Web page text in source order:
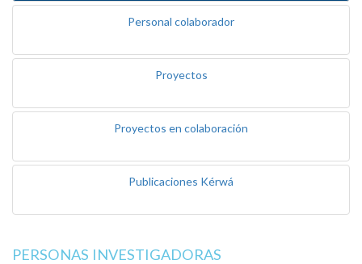
Personal colaborador
Proyectos
Proyectos en colaboración
Publicaciones Kérwá
PERSONAS INVESTIGADORAS